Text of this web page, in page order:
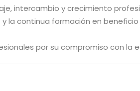
intercambio y crecimiento
la continua formación en
por su compromiso con la